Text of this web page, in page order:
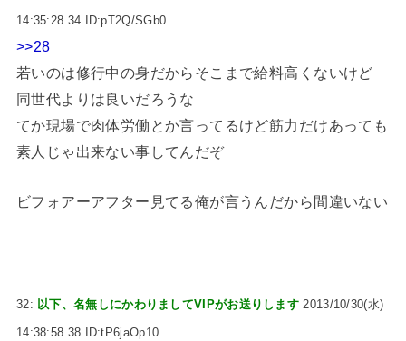
14:35:28.34 ID:pT2Q/SGb0
>>28
若いのは修行中の身だからそこまで給料高くないけど
同世代よりは良いだろうな
てか現場で肉体労働とか言ってるけど筋力だけあっても
素人じゃ出来ない事してんだぞ
ビフォアーアフター見てる俺が言うんだから間違いない
32: 以下、名無しにかわりましてVIPがお送りします 2013/10/30(水)
14:38:58.38 ID:tP6jaOp10